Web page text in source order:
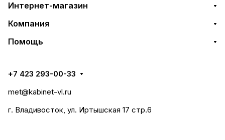
Интернет-магазин
Компания
Помощь
+7 423 293-00-33
met@kabinet-vl.ru
г. Владивосток, ул. Иртышская 17 стр.6